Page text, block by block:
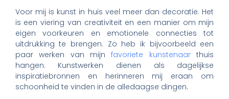
Voor mij is kunst in huis veel meer dan decoratie. Het
is een viering van creativiteit en een manier om mijn
eigen voorkeuren en emotionele connecties tot
uitdrukking te brengen. Zo heb ik bijvoorbeeld een
paar werken van mijnfavoriete kunstenaarthuis
hangen. Kunstwerken dienen als dagelijkse
inspiratiebronnen en herinneren mij eraan om
schoonheid te vinden in de alledaagse dingen.